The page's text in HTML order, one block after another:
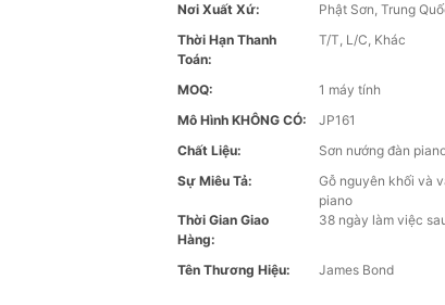
Nơi Xuất Xứ:
Phật Sơn, Trung
Thời Hạn Thanh
Toán:
T/T, L/C, Khác
MOQ:
1 máy tính
Mô Hình KHÔNG CÓ:
JP161
Chất Liệu:
Sơn nướng đàn
Sự Miêu Tả:
Gỗ nguyên khối và
piano
Thời Gian Giao
Hàng:
38 ngày làm việc
Tên Thương Hiệu: James Bond